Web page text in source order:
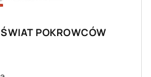
POKROWCÓW